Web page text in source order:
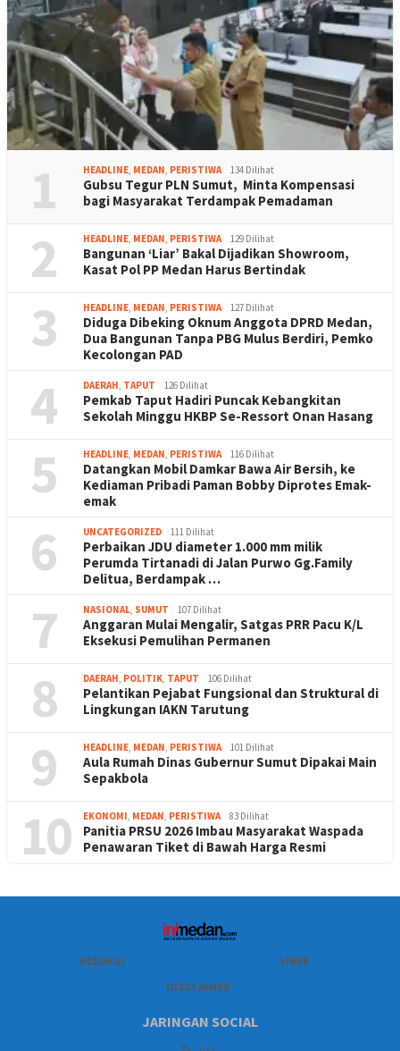
1 HEADLINE, MEDAN, PERISTIWA 134 Dilihat
Gubsu Tegur PLN Sumut, Minta Kompensasi
bagi Masyarakat Terdampak Pemadaman
2 HEADLINE, MEDAN, PERISTIWA 129 Dilihat
Bangunan ‘Liar’ Bakal Dijadikan Showroom,
Kasat Pol PP Medan Harus Bertindak
3 HEADLINE, MEDAN, PERISTIWA 127 Dilihat
Diduga Dibeking Oknum Anggota DPRD Medan,
Dua Bangunan Tanpa PBG Mulus Berdiri, Pemko
Kecolongan PAD
4 DAERAH, TAPUT 126 Dilihat
Pemkab Taput Hadiri Puncak Kebangkitan
Sekolah Minggu HKBP Se-Ressort Onan Hasang
5 HEADLINE, MEDAN, PERISTIWA 116 Dilihat
Datangkan Mobil Damkar Bawa Air Bersih, ke
Kediaman Pribadi Paman Bobby Diprotes Emak-
emak
6 UNCATEGORIZED 111 Dilihat
Perbaikan JDU diameter 1.000 mm milik
Perumda Tirtanadi di Jalan Purwo Gg.Family
Delitua, Berdampak …
7 NASIONAL, SUMUT 107 Dilihat
Anggaran Mulai Mengalir, Satgas PRR Pacu K/L
Eksekusi Pemulihan Permanen
8 DAERAH, POLITIK, TAPUT 106 Dilihat
Pelantikan Pejabat Fungsional dan Struktural di
Lingkungan IAKN Tarutung
9 HEADLINE, MEDAN, PERISTIWA 101 Dilihat
Aula Rumah Dinas Gubernur Sumut Dipakai Main
Sepakbola
10 EKONOMI, MEDAN, PERISTIWA 83 Dilihat
Panitia PRSU 2026 Imbau Masyarakat Waspada
Penawaran Tiket di Bawah Harga Resmi
REDAKSI
SIBER
DISCLAIMER
JARINGAN SOCIAL